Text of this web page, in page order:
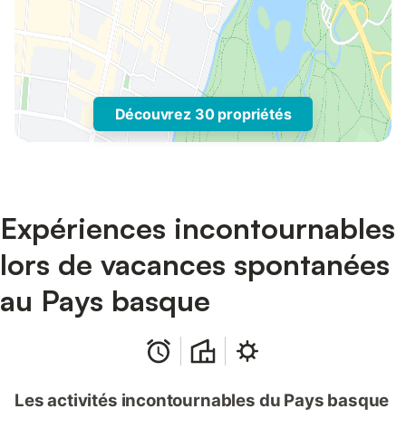
Découvrez 30 propriétés
Expériences incontournables
lors de vacances spontanées
au Pays basque
Les activités incontournables du Pays basque